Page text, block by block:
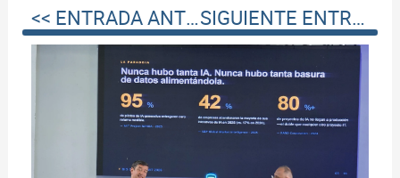
<< ENTRADA ANTERIOR SIGUIENTE ENTRADA >>